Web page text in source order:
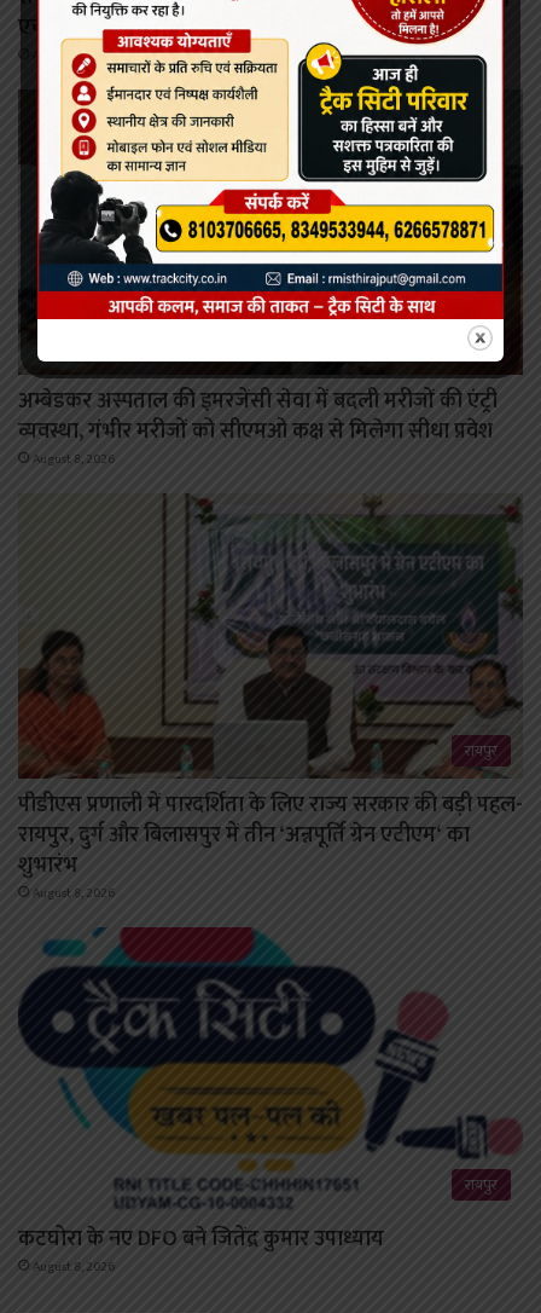
एचपीवी टीकाकरण अभियान को मिल रहा व्यापक जनसमर्थन
August 8, 2026
रायपुर
अम्बेडकर अस्पताल की इमरजेंसी सेवा में बदली मरीजों की एंट्री
व्यवस्था, गंभीर मरीजों को सीएमओ कक्ष से मिलेगा सीधा प्रवेश
August 8, 2026
रायपुर
पीडीएस प्रणाली में पारदर्शिता के लिए राज्य सरकार की बड़ी पहल-
रायपुर, दुर्ग और बिलासपुर में तीन ‘अन्नपूर्ति ग्रेन एटीएम‘ का
शुभारंभ
August 8, 2026
रायपुर
कटघोरा के नए DFO बने जितेंद्र कुमार उपाध्याय
August 8, 2026